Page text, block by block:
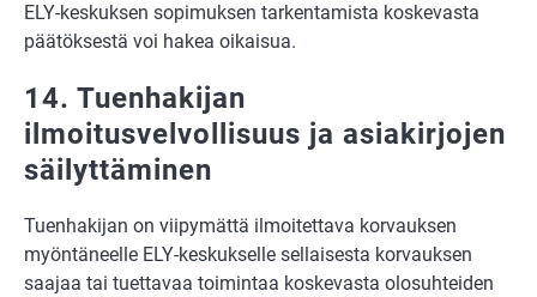
ELY-keskuksen sopimuksen tarkentamista koskevasta
päätöksestä voi hakea oikaisua.
14. Tuenhakijan
ilmoitusvelvollisuus ja asiakirjojen
säilyttäminen
Tuenhakijan on viipymättä ilmoitettava korvauksen
myöntäneelle ELY-keskukselle sellaisesta korvauksen
saajaa tai tuettavaa toimintaa koskevasta olosuhteiden